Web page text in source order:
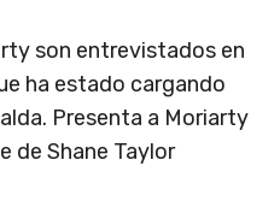
son entrevistados en
ha estado cargando
Presenta a Moriarty
de Shane Taylor